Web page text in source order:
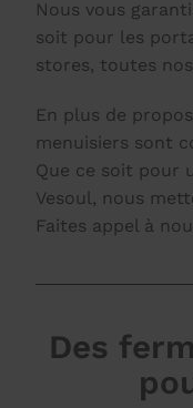
Nous vous
soit pour les
stores, toutes
En plus de
menuisiers sont
Que ce soit pour
Vesoul, nous
Faites appel à
Des